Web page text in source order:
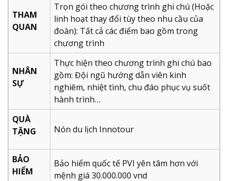
THAM
QUAN
Trọn gói theo chương trình ghi chú (Hoặc
linh hoạt thay đổi tùy theo nhu cầu của
đoàn): Tất cả các điểm bao gồm trong
chương trình
NHÂN
SỰ
Thực hiện theo chương trình ghi chú bao
gồm: Đội ngũ hướng dẫn viên kinh
nghiêm, nhiệt tình, chu đáo phục vụ suốt
hành trình…
QUÀ
TẶNG
Nón du lịch Innotour
BẢO
HIỂM
Bảo hiểm quốc tế PVI yên tâm hơn với
mệnh giá 30.000.000 vnd